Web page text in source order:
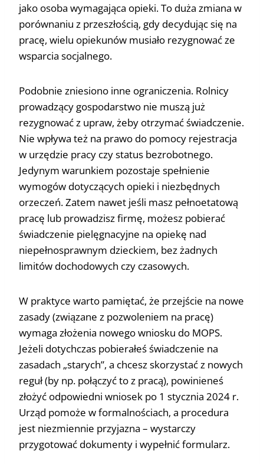
jako osoba wymagająca opieki. To duża zmiana w
porównaniu z przeszłością, gdy decydując się na
pracę, wielu opiekunów musiało rezygnować ze
wsparcia socjalnego.
Podobnie zniesiono inne ograniczenia. Rolnicy
prowadzący gospodarstwo nie muszą już
rezygnować z upraw, żeby otrzymać świadczenie.
Nie wpływa też na prawo do pomocy rejestracja
w urzędzie pracy czy status bezrobotnego.
Jedynym warunkiem pozostaje spełnienie
wymogów dotyczących opieki i niezbędnych
orzeczeń. Zatem nawet jeśli masz pełnoetatową
pracę lub prowadzisz firmę, możesz pobierać
świadczenie pielęgnacyjne na opiekę nad
niepełnosprawnym dzieckiem, bez żadnych
limitów dochodowych czy czasowych.
W praktyce warto pamiętać, że przejście na nowe
zasady (związane z pozwoleniem na pracę)
wymaga złożenia nowego wniosku do MOPS.
Jeżeli dotychczas pobierałeś świadczenie na
zasadach „starych”, a chcesz skorzystać z nowych
reguł (by np. połączyć to z pracą), powinieneś
złożyć odpowiedni wniosek po 1 stycznia 2024 r.
Urząd pomoże w formalnościach, a procedura
jest niezmiennie przyjazna – wystarczy
przygotować dokumenty i wypełnić formularz.